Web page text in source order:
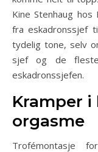
Kine Stenhaug
fra eskadronssjef
tydelig tone, selv
sjef og de
eskadronssjefen.
Kramper
orgasme
Trofémontasje